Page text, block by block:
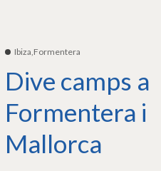
Ibiza,Formentera
Dive camps a
Formentera i
Mallorca